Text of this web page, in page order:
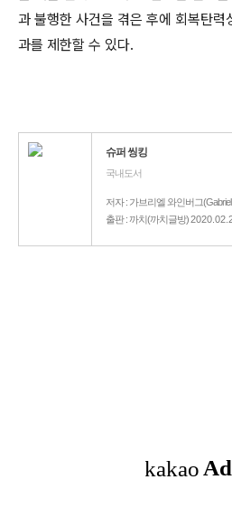
과 불행한 사건을 겪은 후에 회복탄력
과를 제한할 수 있다.
슈퍼 씽킹
국내도서
저자 : 가브리엘 와인버그
출판 : 까치(까치글방)